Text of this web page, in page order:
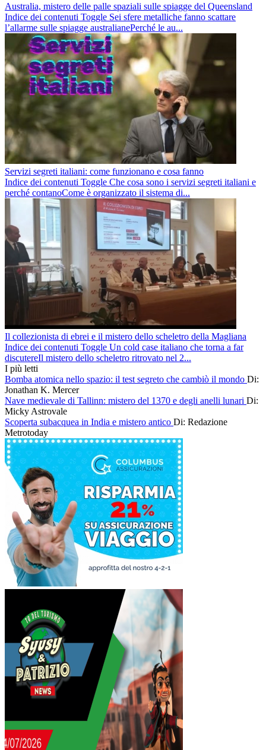
Australia, mistero delle palle spaziali sulle spiagge del Queensland
Indice dei contenuti Toggle Sei sfere metalliche fanno scattare
l’allarme sulle spiagge australianePerché le au...
Servizi segreti italiani: come funzionano e cosa fanno
Indice dei contenuti Toggle Che cosa sono i servizi segreti italiani e
perché contanoCome è organizzato il sistema di...
Il collezionista di ebrei e il mistero dello scheletro della Magliana
Indice dei contenuti Toggle Un cold case italiano che torna a far
discutereIl mistero dello scheletro ritrovato nel 2...
I più letti
Bomba atomica nello spazio: il test segreto che cambiò il mondo Di:
Jonathan K. Mercer
Nave medievale di Tallinn: mistero del 1370 e degli anelli lunari Di:
Micky Astrovale
Scoperta subacquea in India e mistero antico Di: Redazione
Metrotoday